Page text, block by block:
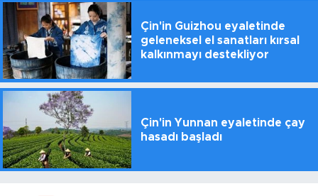
Çin'in Guizhou eyaletinde
geleneksel el sanatları kırsal
kalkınmayı destekliyor
Çin'in Yunnan eyaletinde çay
hasadı başladı